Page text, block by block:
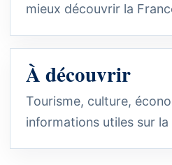
mieux découvrir la
À découvrir
Tourisme, culture,
informations utiles sur la